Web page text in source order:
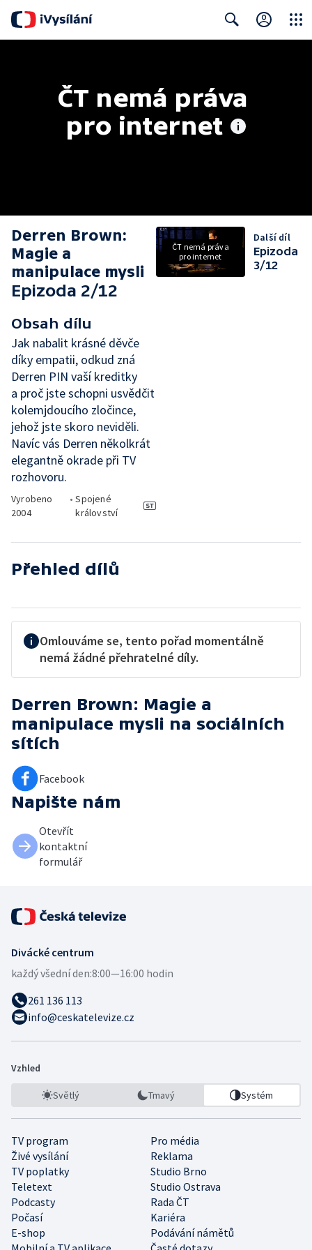
ČT nemá práva
pro internet
Derren Brown:
Magie a
manipulace mysli
Epizoda 2/12
Obsah dílu
Jak nabalit krásné děvče
díky empatii, odkud zná
Derren PIN vaší kreditky
a proč jste schopni usvědčit
kolemjdoucího zločince,
jehož jste skoro neviděli.
Navíc vás Derren několkrát
elegantně okrade při TV
rozhovoru.
Vyrobeno
2004
• Spojené
království
ČT nemá práva
pro internet
Další díl
Epizoda
3/12
Přehled dílů
Omlouváme se, tento pořad momentálně
nemá žádné přehratelné díly.
Derren Brown: Magie a
manipulace mysli na sociálních
sítích
Facebook
Napište nám
Otevřít
kontaktní
formulář
Divácké centrum
každý všední den:8:00—16:00 hodin
261 136 113
info@ceskatelevize.cz
Vzhled
Světlý Tmavý Systém
TV program
Pro média
Živé vysílání
Reklama
TV poplatky
Studio Brno
Teletext
Studio Ostrava
Podcasty
Rada ČT
Počasí
Kariéra
E-shop
Podávání námětů